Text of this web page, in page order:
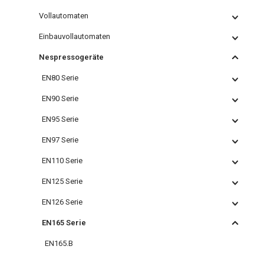
Vollautomaten
Einbauvollautomaten
Nespressogeräte
EN80 Serie
EN90 Serie
EN95 Serie
EN97 Serie
EN110 Serie
EN125 Serie
EN126 Serie
EN165 Serie
EN165.B